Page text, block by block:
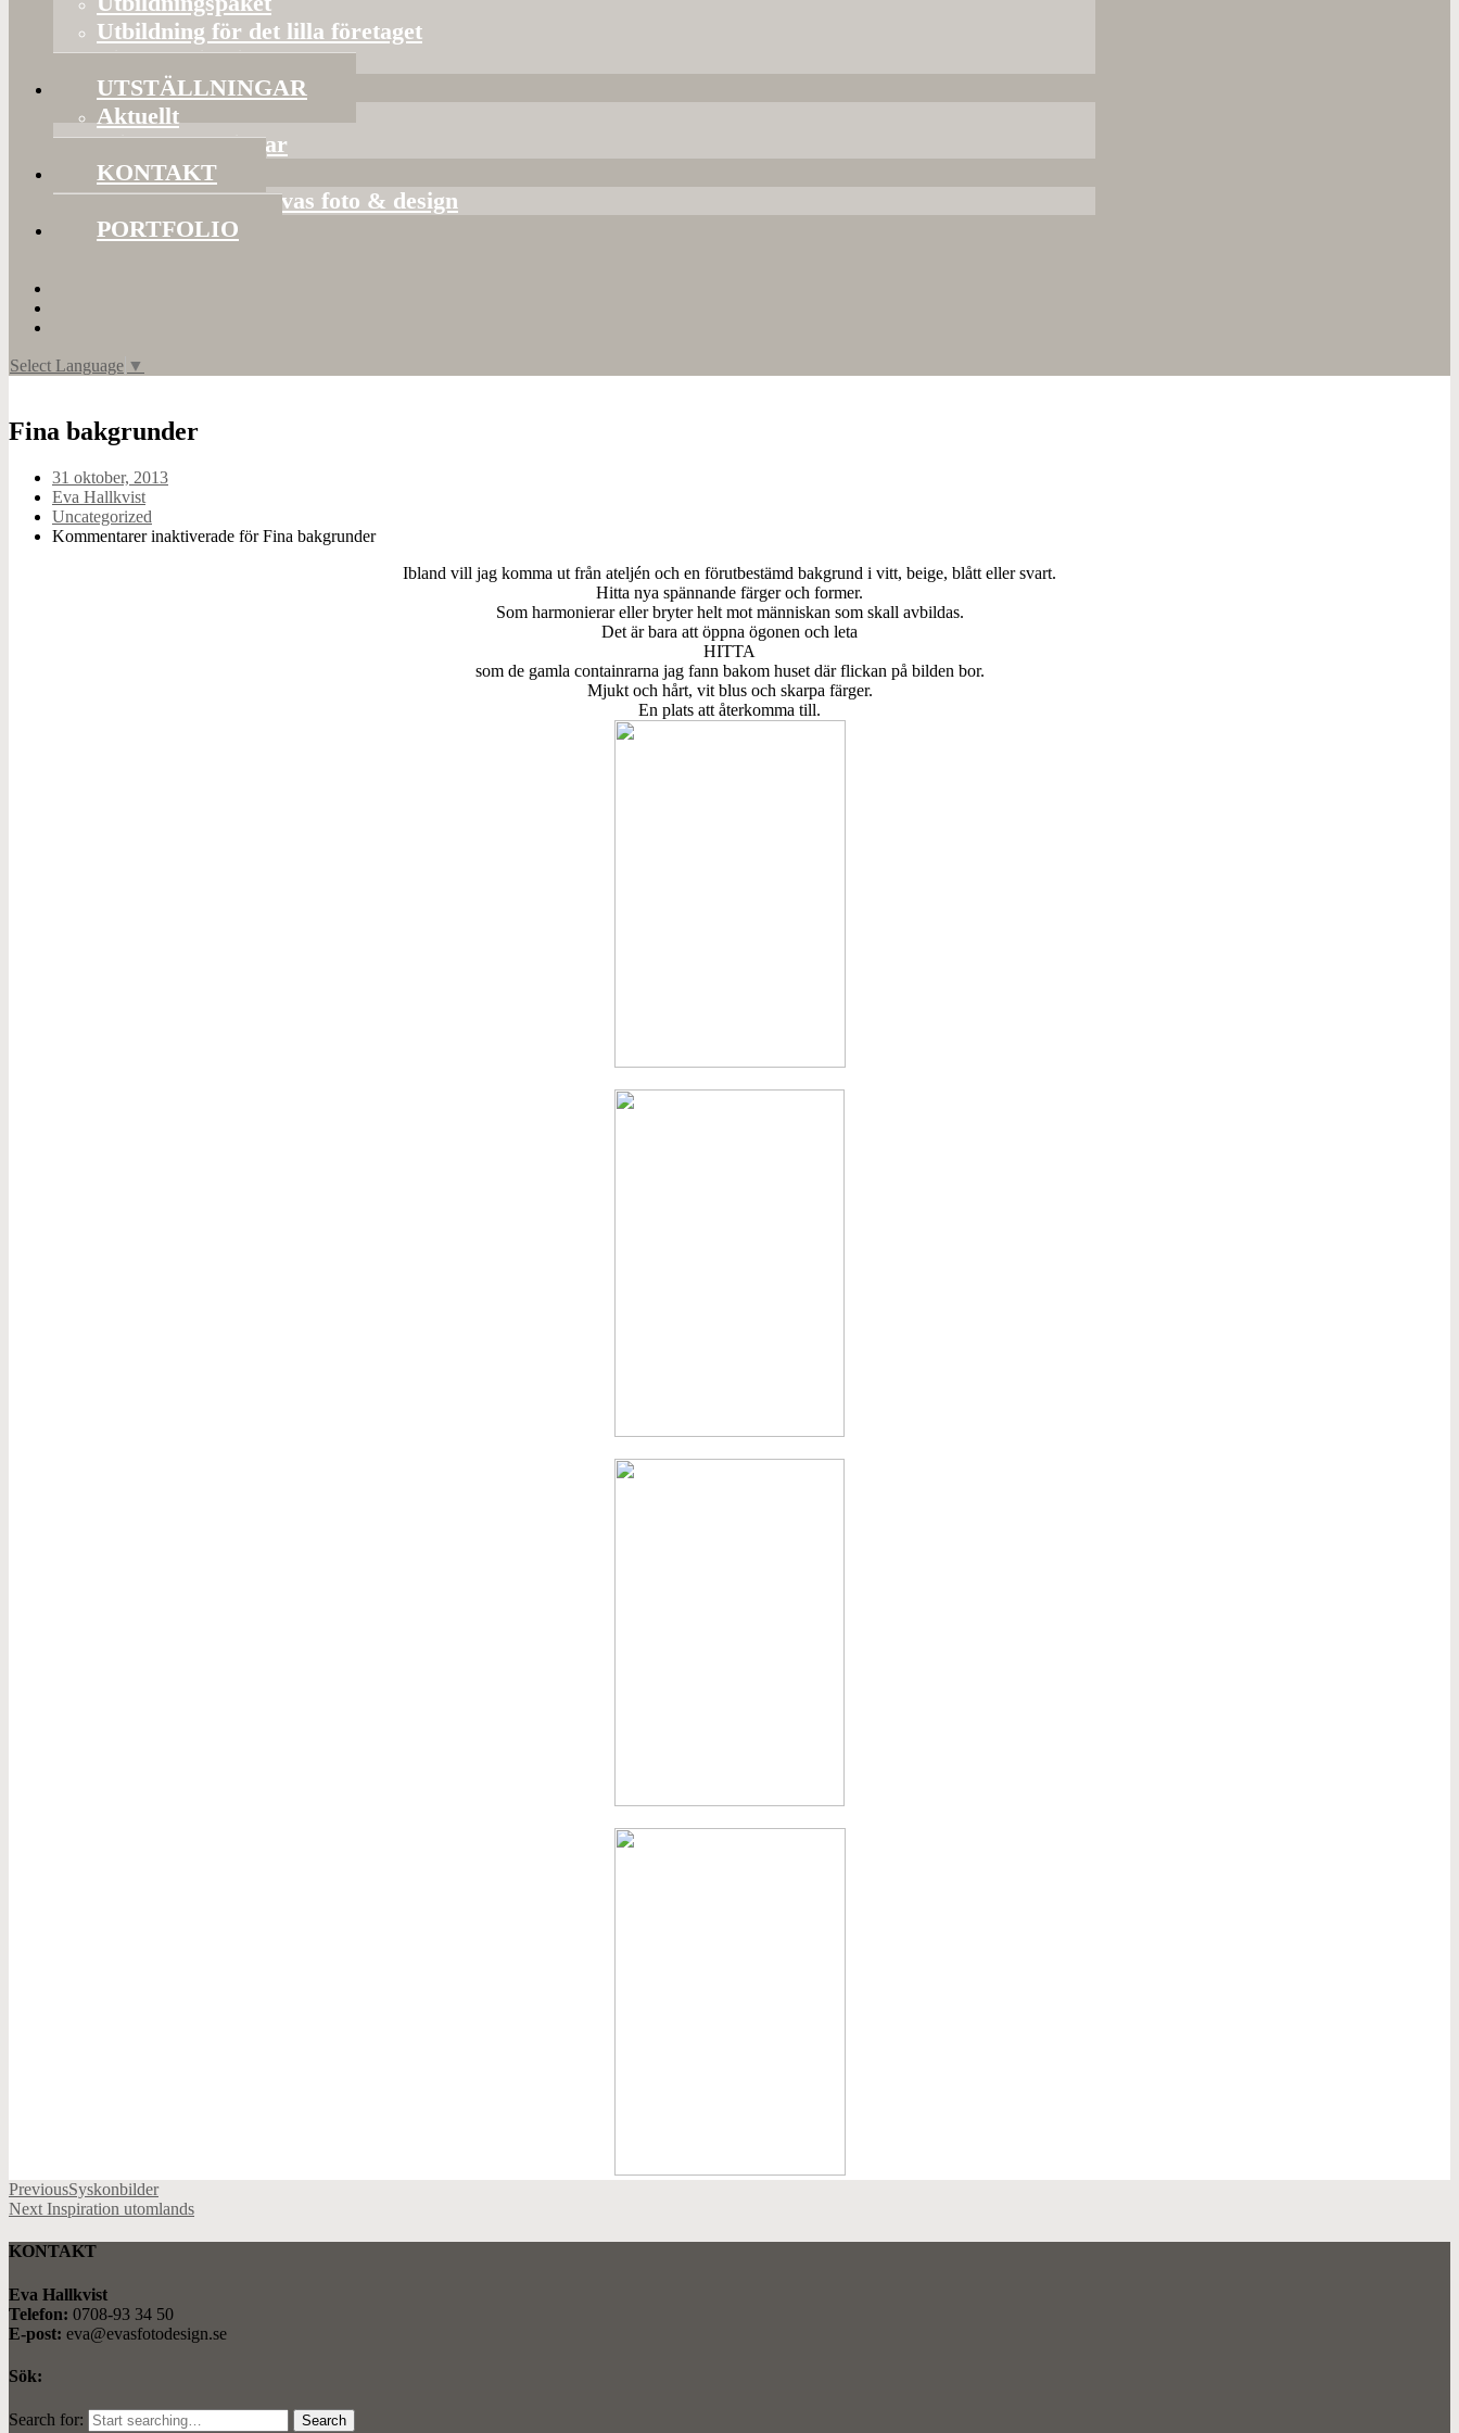
Utbildning för det lilla företaget
Bildorganisering
UTSTÄLLNINGAR
Aktuellt
Mina utställningar
KONTAKT
Presentkort hos Evas foto & design
PORTFOLIO
Select Language ▼
Fina bakgrunder
31 oktober, 2013
Eva Hallkvist
Uncategorized
Kommentarer inaktiverade för Fina bakgrunder
Ibland vill jag komma ut från ateljén och en förutbestämd bakgrund i vitt, beige, blått eller svart.
Hitta nya spännande färger och former.
Som harmonierar eller bryter helt mot människan som skall avbildas.
Det är bara att öppna ögonen och leta
HITTA
som de gamla containrarna jag fann bakom huset där flickan på bilden bor.
Mjukt och hårt, vit blus och skarpa färger.
En plats att återkomma till.
PreviousSyskonbilder
Next Inspiration utomlands
KONTAKT
Eva Hallkvist
Telefon: 0708-93 34 50
E-post: eva@evasfotodesign.se
Sök:
Search for: